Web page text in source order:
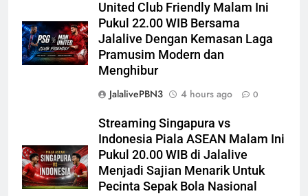
United Club Friendly Malam Ini
Pukul 22.00 WIB Bersama
Jalalive Dengan Kemasan Laga
Pramusim Modern dan
Menghibur
JalalivePBN3
4 hours ago 0
Streaming Singapura vs
Indonesia Piala ASEAN Malam Ini
Pukul 20.00 WIB di Jalalive
Menjadi Sajian Menarik Untuk
Pecinta Sepak Bola Nasional